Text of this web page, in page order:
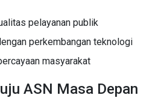
pelayanan publik
perkembangan teknologi
masyarakat
ASN Masa Depan